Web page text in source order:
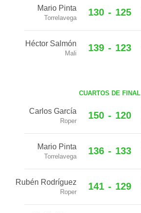
Mario Pinta
Torrelavega
130 - 125
Héctor Salmón
Mali
139 - 123
CUARTOS DE FINAL
Carlos García
Roper
150 - 120
Mario Pinta
Torrelavega
136 - 133
Rubén Rodríguez
Roper
141 - 129